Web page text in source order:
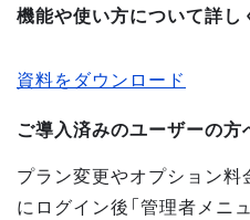
機能や使い方について詳し
資料をダウンロード
ご導入済みのユーザーの方
プラン変更やオプション料
にログイン後「管理者メニュ